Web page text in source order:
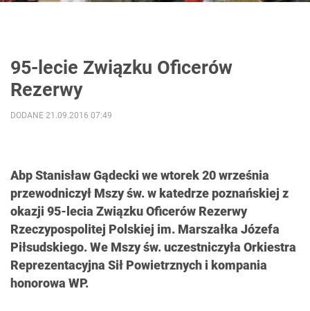
95-lecie Związku Oficerów
Rezerwy
Abp Stanisław Gądecki we wtorek 20 września
przewodniczył Mszy św. w katedrze poznańskiej z
okazji 95-lecia Związku Oficerów Rezerwy
Rzeczypospolitej Polskiej im. Marszałka Józefa
Piłsudskiego. We Mszy św. uczestniczyła Orkiestra
Reprezentacyjna Sił Powietrznych i kompania
honorowa WP.
DODANE 21.09.2016 07:49